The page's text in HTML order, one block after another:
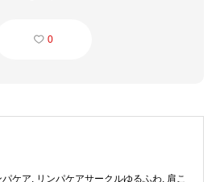
0
ケア リンパケアサークルゆるふわ 肩こ